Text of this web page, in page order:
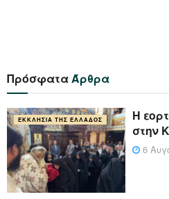
ΠρόσφαταΆρθρα
ΕΚΚΛΗΣΊΑ ΤΗΣ ΕΛΛΆΔΟΣ
Η
στην
6